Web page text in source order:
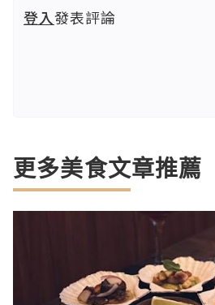
登入發表評論
更多美食文章推薦